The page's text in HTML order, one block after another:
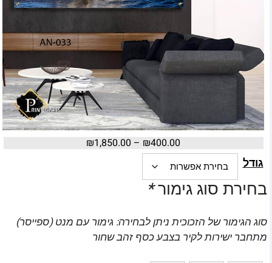
₪400.00
–
₪1,850.00
גודל
בחירת סוג גימור*
סוג הגימור של הזכוכית ניתן לבחירה: גימור עם מנט (ספייסר)
מתחבר ישירות לקיר בצבע כסף זהב שחור